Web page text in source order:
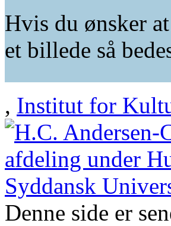
Hvis du ønsker
et billede så
, Institut for
Denne side er